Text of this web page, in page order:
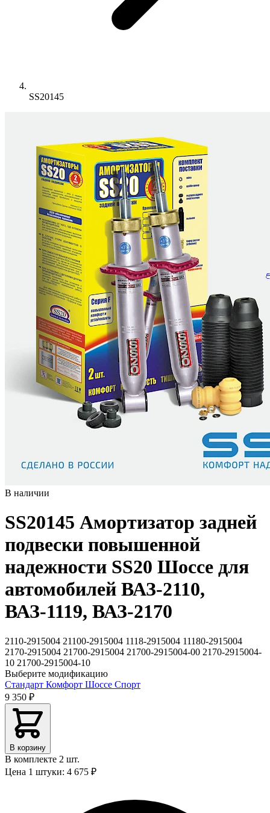
SS20145
В наличии
SS20145 Амортизатор задней
подвески повышенной
надежности SS20 Шоссе для
автомобилей ВАЗ-2110,
ВАЗ-1119, ВАЗ-2170
2110-2915004 21100-2915004 1118-2915004 11180-2915004
2170-2915004 21700-2915004 21700-2915004-00 2170-2915004-
10 21700-2915004-10
Выберите модификацию
Стандарт Комфорт Шоссе Спорт
9 350 ₽
В корзину
В комплекте 2 шт.
Цена 1 штуки: 4 675 ₽